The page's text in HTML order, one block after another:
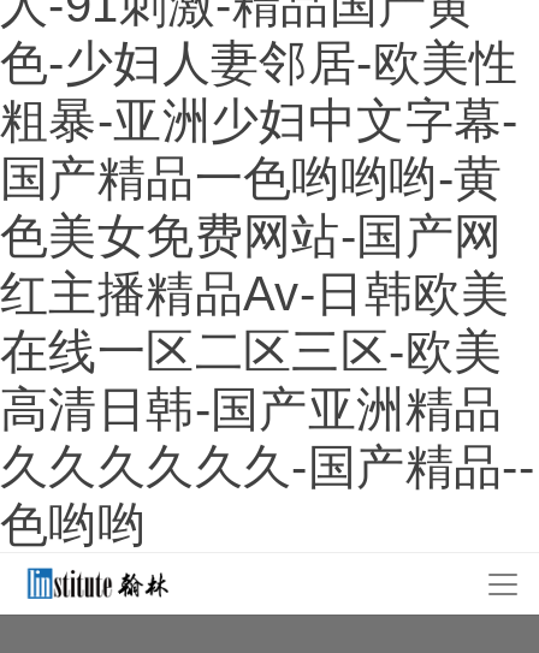
色-少妇人妻邻居-欧美性
粗暴-亚洲少妇中文字幕-
国产精品一色哟哟哟-黄
色美女免费网站-国产网
红主播精品av-日韩欧美
在线一区二区三区-欧美
高清日韩-国产亚洲精品
久久久久久久-国产精品--
色哟哟